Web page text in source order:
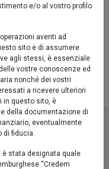
11,9500 €
Term
e/o al vostro profilo
aventi ad
sito e di assumere
agli stessi, è essenziale
vostre conoscenze ed
nonché dei vostri
a ricevere ulteriori
in questo sito, è
della documentazione di
eventualmente
di fiducia.
è stata designata quale
“Credem